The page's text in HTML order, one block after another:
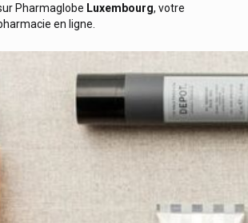
Pharmaglobe Luxembourg, votre
en ligne.
Francaise
Suisse Premium